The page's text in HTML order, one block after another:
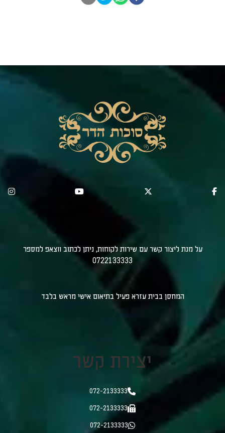
על מנת ליצור קשר עם שירות לקוחות, ניתן לכתוב ווצאפ למספר
0722133333
המחסן בבית עזרא פעיל בתיאום אישי מראש בלבד
יצירת קשר
072-2133333
072-2133333
072-2133333